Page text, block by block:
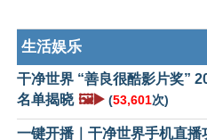
生活娱乐
干净世界 “善良很酷影片奖”
名单揭晓 🖼️▶️ (53,601次)
一键开播｜干净世界手机直播